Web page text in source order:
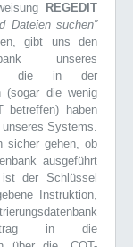
REGEDIT
Dateien suchen”
gibt uns den
unseres
die in der
(sogar die wenig
betreffen) haben
Systems.
sicher gehen, ob
ausgeführt
der Schlüssel
Instruktion,
in die